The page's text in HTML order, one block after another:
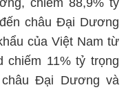
chiếm 88,9% tỷ
châu Đại Dương
của Việt Nam từ
chiếm 11% tỷ trọng
Đại Dương và